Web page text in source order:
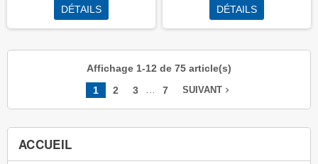
ACCUEIL
DÉTAILS DÉTAILS
Affichage 1-12 de 75 article(s)
1
2 3 7 SUIVANT navigate_next